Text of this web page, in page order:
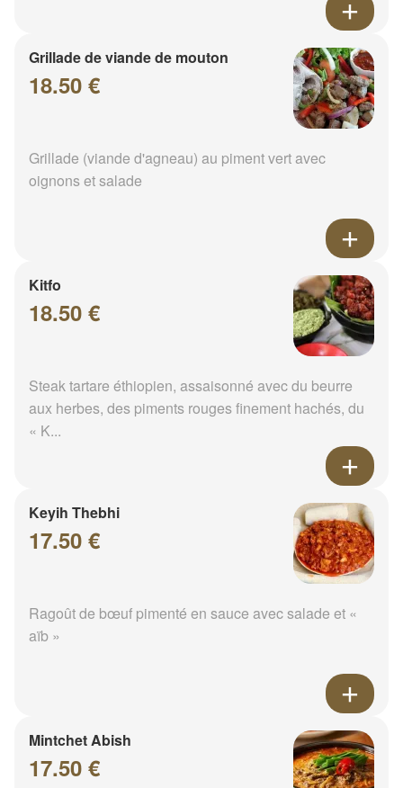
Grillade de viande de mouton
18.50 €
Grillade (viande d'agneau) au piment vert avec
oignons et salade
Kitfo
18.50 €
Steak tartare éthiopien, assaisonné avec du beurre
aux herbes, des piments rouges finement hachés, du
« K...
Keyih Thebhi
17.50 €
Ragoût de bœuf pimenté en sauce avec salade et «
aïb »
Mintchet Abish
17.50 €